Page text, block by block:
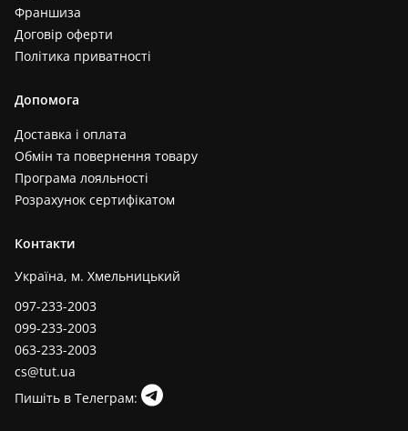
Франшиза
Договір оферти
Політика приватності
Допомога
Доставка і оплата
Обмін та повернення товару
Програма лояльності
Розрахунок сертифікатом
Контакти
Україна, м. Хмельницький
097-233-2003
099-233-2003
063-233-2003
cs@tut.ua
Пишіть в Телеграм: